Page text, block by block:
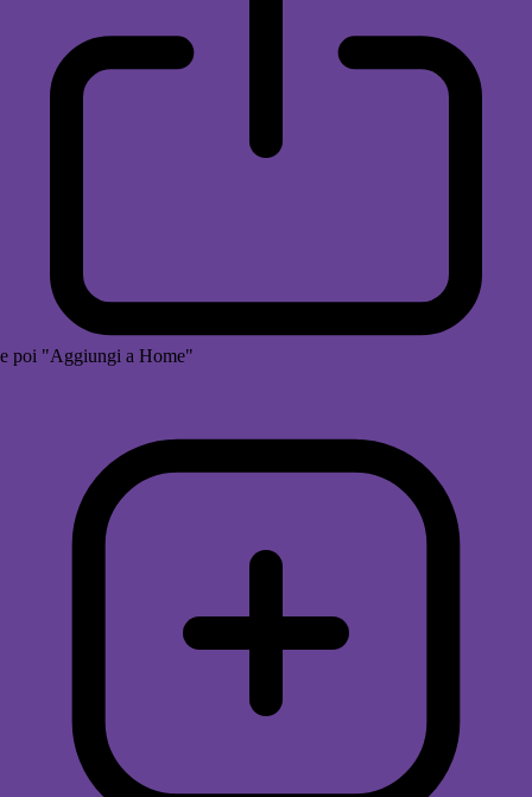
e poi "Aggiungi a Home"